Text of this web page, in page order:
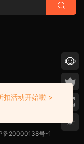
备20000138号-1
活动开始啦 >